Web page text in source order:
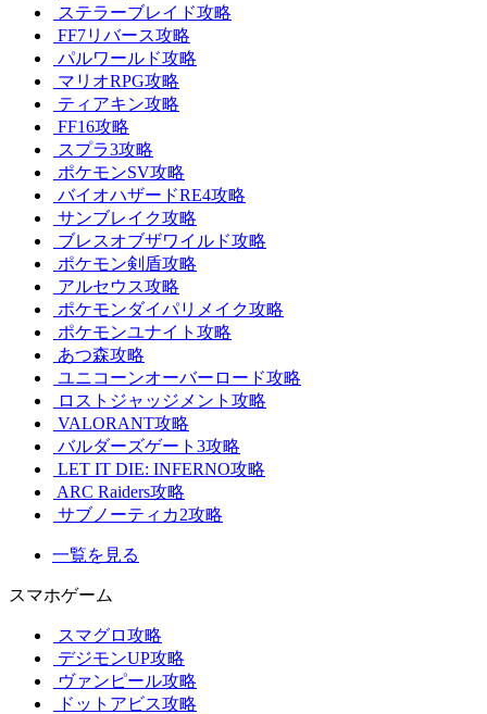
ステラーブレイド攻略
FF7リバース攻略
パルワールド攻略
マリオRPG攻略
ティアキン攻略
FF16攻略
スプラ3攻略
ポケモンSV攻略
バイオハザードRE4攻略
サンブレイク攻略
ブレスオブザワイルド攻略
ポケモン剣盾攻略
アルセウス攻略
ポケモンダイパリメイク攻略
ポケモンユナイト攻略
あつ森攻略
ユニコーンオーバーロード攻略
ロストジャッジメント攻略
VALORANT攻略
バルダーズゲート3攻略
LET IT DIE: INFERNO攻略
ARC Raiders攻略
サブノーティカ2攻略
一覧を見る
スマホゲーム
スマグロ攻略
デジモンUP攻略
ヴァンピール攻略
ドットアビス攻略